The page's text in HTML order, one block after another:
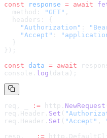
const response = await
  method:
"GET" ,
  headers: {
    "Authorization"
:
    "Accept"
:
  }
});
const data = await
console. log (data);
req, _ := http. NewRequest
req.Header. Set (
req.Header. Set ( "Accept" ,
resp, _
:=